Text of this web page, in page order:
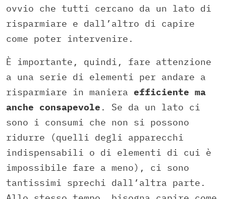
ovvio che tutti cercano da un lato di
risparmiare e dall’altro di capire
come poter intervenire.
È importante, quindi, fare attenzione
a una serie di elementi per andare a
risparmiare in maniera efficiente ma
anche consapevole . Se da un lato ci
sono i consumi che non si possono
ridurre (quelli degli apparecchi
indispensabili o di elementi di cui è
impossibile fare a meno), ci sono
tantissimi sprechi dall’altra parte.